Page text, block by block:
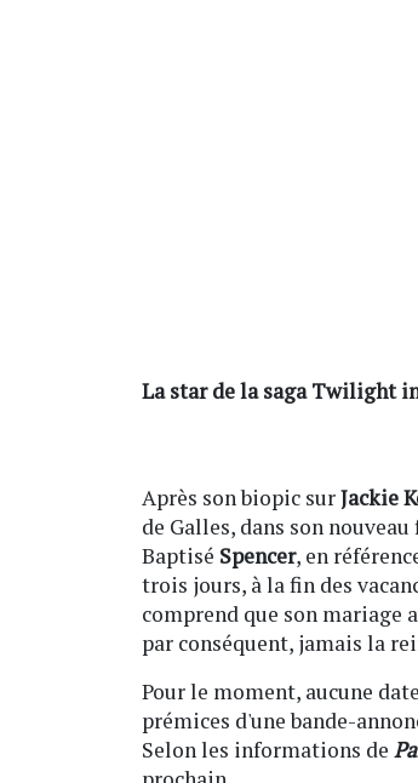
La star de la sagaTwilight
Après son biopic surJackie
de Galles, dans son
Baptisé Spencer, en
trois jours, à la fin des
comprend que son mariage
par conséquent, jamais la
Pour le moment, aucune
prémices d'une bande-
Selon les informations de